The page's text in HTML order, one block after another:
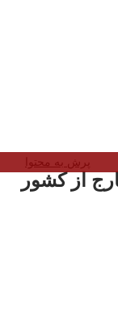
از کشور
پرش به محتوا